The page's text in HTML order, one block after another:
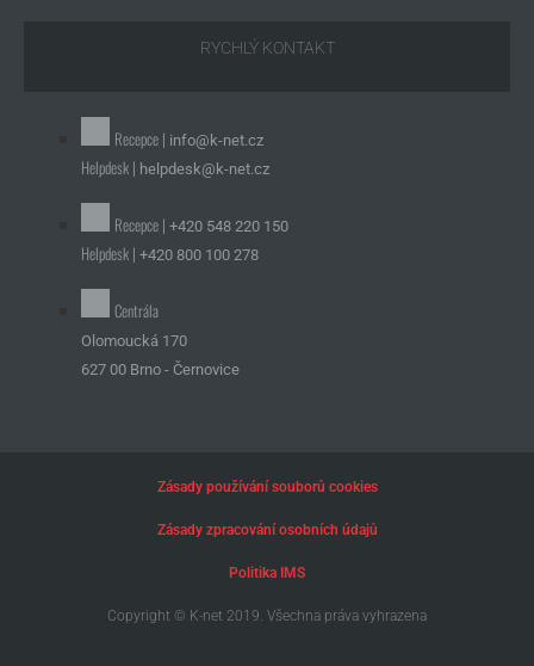
RYCHLÝ KONTAKT
Recepce | info@k-net.cz
Helpdesk | helpdesk@k-net.cz
Recepce | +420 548 220 150
Helpdesk | +420 800 100 278
Centrála
Olomoucká 170
627 00 Brno - Černovice
Zásady používání souborů cookies
Zásady zpracování osobních údajů
Politika IMS
Copyright © K-net 2019. Všechna práva vyhrazena